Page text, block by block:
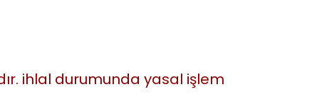
ihlal durumunda yasal işlem